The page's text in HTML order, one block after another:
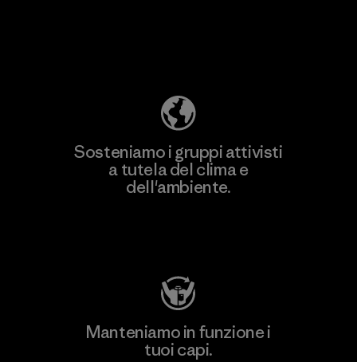
Sosteniamo i gruppi attivisti
a tutela del clima e
dell'ambiente.
Manteniamo in funzione i
tuoi capi.